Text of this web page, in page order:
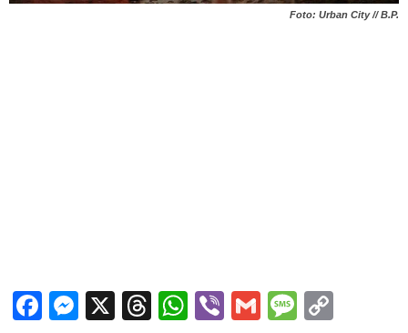
Foto: Urban City // B.P.
Facebook
Messenger
X Threads
WhatsApp
ViberGmail